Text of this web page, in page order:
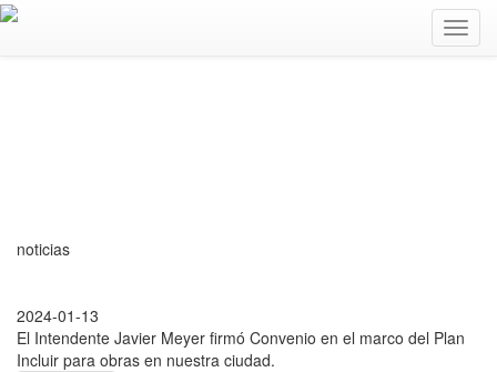
noticias
2024-01-13
El Intendente Javier Meyer firmó Convenio en el marco del Plan
Incluir para obras en nuestra ciudad.